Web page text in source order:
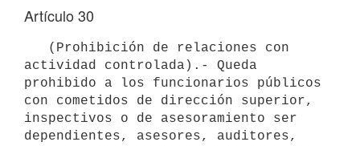
Artículo 30
actividad controlada).- Queda
prohibido a los funcionarios públicos
con cometidos de dirección superior,
inspectivos o de asesoramiento ser
dependientes, asesores, auditores,